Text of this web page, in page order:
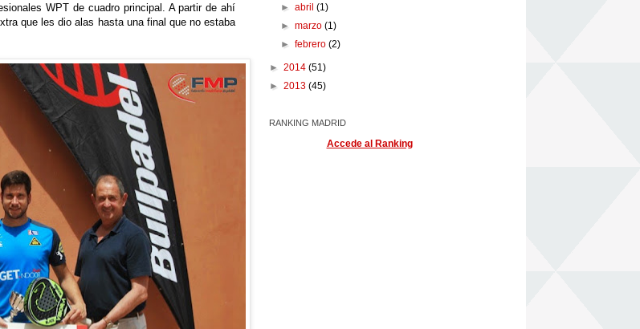
WPT de cuadro principal. A partir de ahí
que les dio alas hasta una final que no estaba
►abril(1)
►marzo(1)
►febrero(2)
► 2014 (51)
► 2013 (45)
RANKING MADRID
Accede al Ranking